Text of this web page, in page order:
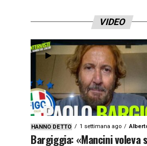
VIDEO
HANNO DETTO 1 settimana ago
Bargiggia: «Mancini voleva